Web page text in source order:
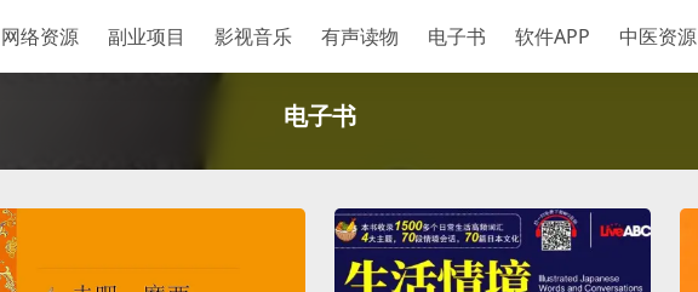
网络资源 副业项目 影视音乐 有声读物 电子书 软件APP 中医资源
电子书